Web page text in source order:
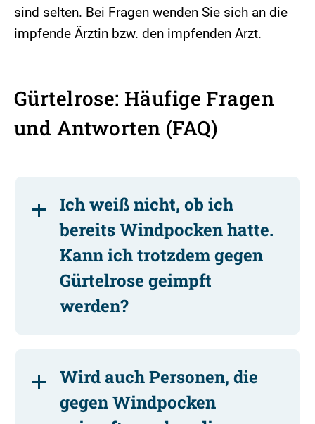
sind selten. Bei Fragen wenden Sie sich an die
impfende Ärztin bzw. den impfenden Arzt.
Gürtelrose: Häufige Fragen
und Antworten (FAQ)
Ich weiß nicht, ob ich
bereits Windpocken hatte.
Kann ich trotzdem gegen
Gürtelrose geimpft
werden?
Wird auch Personen, die
gegen Windpocken